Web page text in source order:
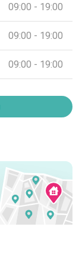
09:00 - 19:00
09:00 - 19:00
09:00 - 19:00